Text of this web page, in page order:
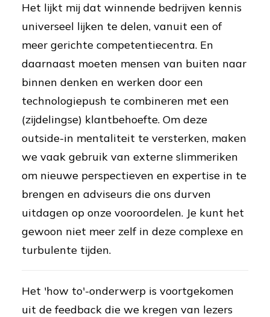
Het lijkt mij dat winnende bedrijven kennis
universeel lijken te delen, vanuit een of
meer gerichte competentiecentra. En
daarnaast moeten mensen van buiten naar
binnen denken en werken door een
technologiepush te combineren met een
(zijdelingse) klantbehoefte. Om deze
outside-in mentaliteit te versterken, maken
we vaak gebruik van externe slimmeriken
om nieuwe perspectieven en expertise in te
brengen en adviseurs die ons durven
uitdagen op onze vooroordelen. Je kunt het
gewoon niet meer zelf in deze complexe en
turbulente tijden.
Het 'how to'-onderwerp is voortgekomen
uit de feedback die we kregen van lezers